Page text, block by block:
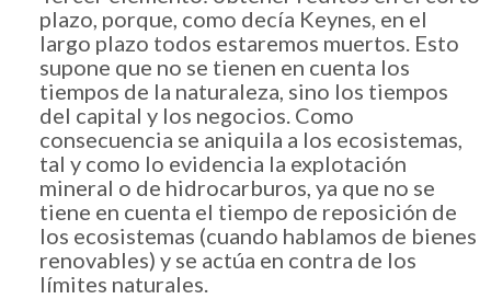
plazo, porque, como decía Keynes, en el
largo plazo todos estaremos muertos. Esto
supone que no se tienen en cuenta los
tiempos de la naturaleza, sino los tiempos
del capital y los negocios. Como
consecuencia se aniquila a los ecosistemas,
tal y como lo evidencia la explotación
mineral o de hidrocarburos, ya que no se
tiene en cuenta el tiempo de reposición de
los ecosistemas (cuando hablamos de bienes
renovables) y se actúa en contra de los
límites naturales.